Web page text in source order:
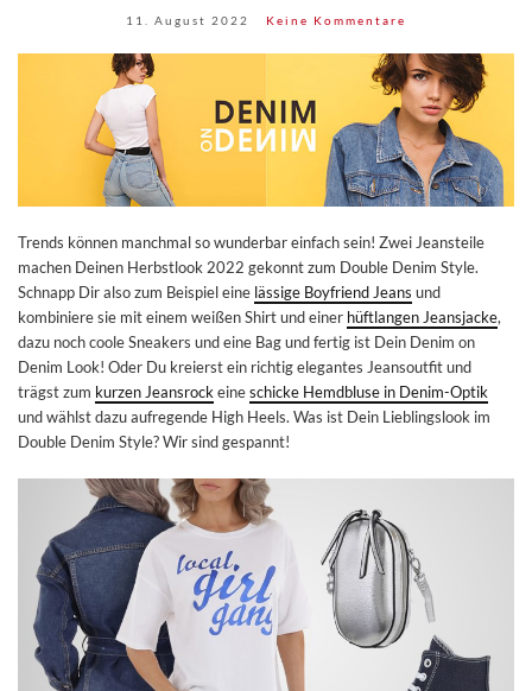
11. August 2022 Keine Kommentare
Trends können manchmal so wunderbar einfach sein! Zwei Jeansteile
machen Deinen Herbstlook 2022 gekonnt zum Double Denim Style.
Schnapp Dir also zum Beispiel eine lässige Boyfriend Jeans und
kombiniere sie mit einem weißen Shirt und einer hüftlangen Jeansjacke,
dazu noch coole Sneakers und eine Bag und fertig ist Dein Denim on
Denim Look! Oder Du kreierst ein richtig elegantes Jeansoutfit und
trägst zum kurzen Jeansrockeineschicke Hemdbluse in Denim-Optik
und wählst dazu aufregende High Heels. Was ist Dein Lieblingslook im
Double Denim Style? Wir sind gespannt!